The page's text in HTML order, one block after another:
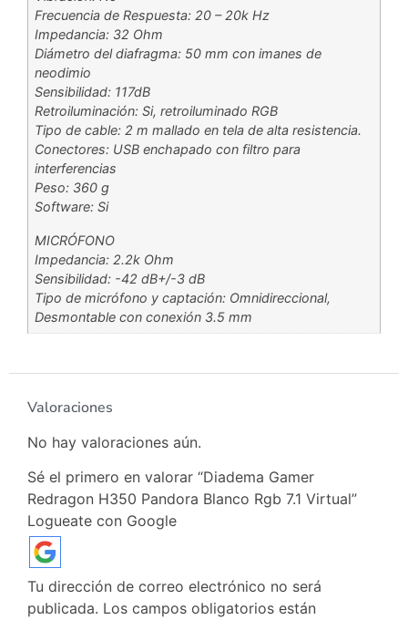
Frecuencia de Respuesta: 20 – 20k Hz
Impedancia: 32 Ohm
Diámetro del diafragma: 50 mm con imanes de
neodimio
Sensibilidad: 117dB
Retroiluminación: Si, retroiluminado RGB
Tipo de cable: 2 m mallado en tela de alta resistencia.
Conectores: USB enchapado con filtro para
interferencias
Peso: 360 g
Software: Si
MICRÓFONO
Impedancia: 2.2k Ohm
Sensibilidad: -42 dB+/-3 dB
Tipo de micrófono y captación: Omnidireccional,
Desmontable con conexión 3.5 mm
Valoraciones
No hay valoraciones aún.
Sé el primero en valorar “Diadema Gamer
Redragon H350 Pandora Blanco Rgb 7.1 Virtual”
Logueate con Google
Tu dirección de correo electrónico no será
publicada. Los campos obligatorios están